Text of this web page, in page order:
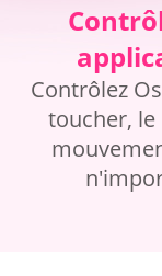
Contrôlez
toucher, le